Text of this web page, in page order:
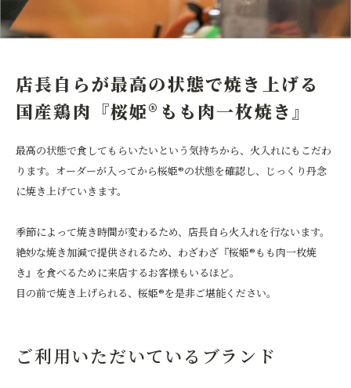
店長自らが最高の状態で焼き上げる
国産鶏肉『桜姫®もも肉一枚焼き』
最高の状態で食してもらいたいという気持ちから、火入れにもこだわ
ります。オーダーが入ってから桜姫®の状態を確認し、じっくり丹念
に焼き上げていきます。
季節によって焼き時間が変わるため、店長自ら火入れを行ないます。
絶妙な焼き加減で提供されるため、わざわざ『桜姫®もも肉一枚焼
き』を食べるために来店するお客様もいるほど。
目の前で焼き上げられる、桜姫®を是非ご堪能ください。
ご利用いただいているブランド